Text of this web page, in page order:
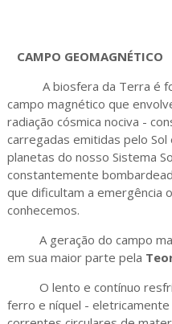
CAMPO GEOMAGNÉTICO
A biosfera da Terra é
campo magnético que
radiação cósmica nociva -
carregadas emitidas pelo
planetas do nosso Sistema
constantemente
que dificultam a emergência
conhecemos.
A geração do campo
em sua maior parte pela
O lento e contínuo
ferro e níquel -